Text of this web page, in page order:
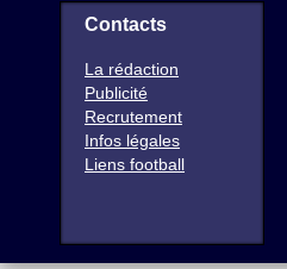
Contacts
La rédaction
Publicité
Recrutement
Infos légales
Liens football